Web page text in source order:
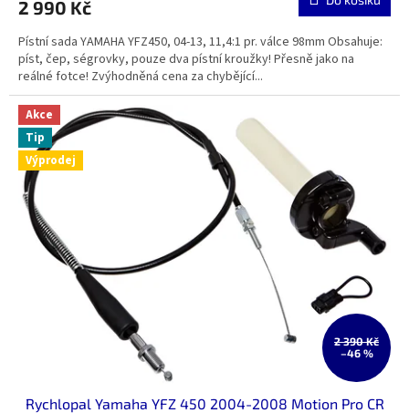
2 990 Kč
Pístní sada YAMAHA YFZ450, 04-13, 11,4:1 pr. válce 98mm Obsahuje:
píst, čep, ségrovky, pouze dva pístní kroužky! Přesně jako na
reálné fotce! Zvýhodněná cena za chybějící...
Akce
Tip
Výprodej
2 390 Kč
–46 %
Rychlopal Yamaha YFZ 450 2004-2008 Motion Pro CR